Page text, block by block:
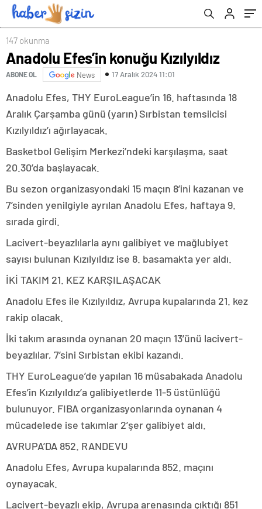
147 okunma
Anadolu Efes’in konuğu Kızılyıldız
ABONE OL News 17 Aralık 2024 11:01
Anadolu Efes, THY EuroLeague’in 16. haftasında 18
Aralık Çarşamba günü (yarın) Sırbistan temsilcisi
Kızılyıldız’ı ağırlayacak.
Basketbol Gelişim Merkezi’ndeki karşılaşma, saat
20.30’da başlayacak.
Bu sezon organizasyondaki 15 maçın 8’ini kazanan ve
7’sinden yenilgiyle ayrılan Anadolu Efes, haftaya 9.
sırada girdi.
Lacivert-beyazlılarla aynı galibiyet ve mağlubiyet
sayısı bulunan Kızılyıldız ise 8. basamakta yer aldı.
İKİ TAKIM 21. KEZ KARŞILAŞACAK
Anadolu Efes ile Kızılyıldız, Avrupa kupalarında 21. kez
rakip olacak.
İki takım arasında oynanan 20 maçın 13’ünü lacivert-
beyazlılar, 7’sini Sırbistan ekibi kazandı.
THY EuroLeague’de yapılan 16 müsabakada Anadolu
Efes’in Kızılyıldız’a galibiyetlerde 11-5 üstünlüğü
bulunuyor. FIBA organizasyonlarında oynanan 4
mücadelede ise takımlar 2’şer galibiyet aldı.
AVRUPA’DA 852. RANDEVU
Anadolu Efes, Avrupa kupalarında 852. maçını
oynayacak.
Lacivert-beyazlı ekip, Avrupa arenasında çıktığı 851